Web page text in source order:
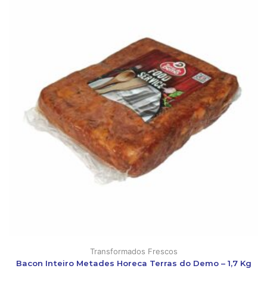
Transformados Frescos
Bacon Inteiro Metades Horeca Terras do Demo – 1,7 Kg